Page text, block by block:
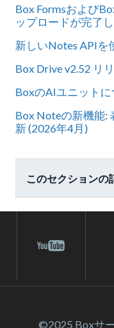
Box Formsおよび
ップロードが完了
新しいNotes APIを
Box Drive v2.52 リ
BoxのAIユニットに
Box Noteの新機能:
新 (2026年4月)
このセクションの
©2025 Boxサ